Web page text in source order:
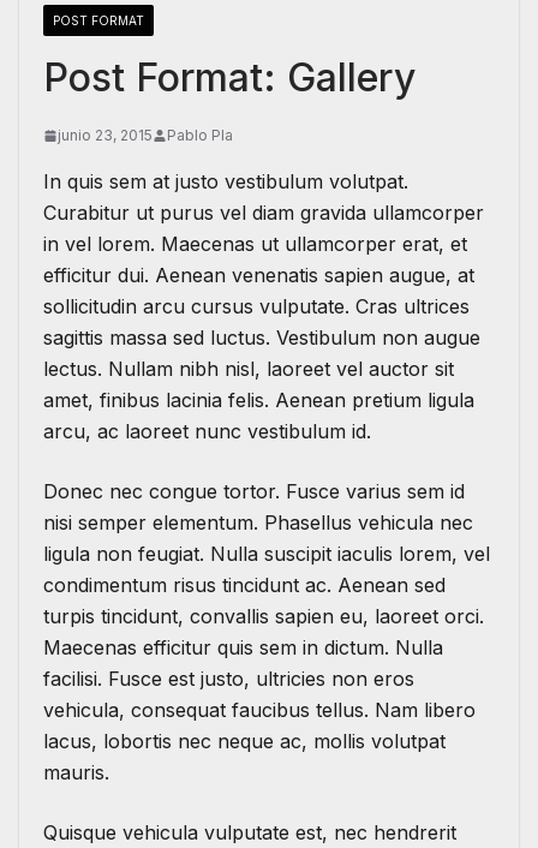
POST FORMAT
Post Format: Gallery
junio 23, 2015 Pablo Pla
In quis sem at justo vestibulum volutpat.
Curabitur ut purus vel diam gravida ullamcorper
in vel lorem. Maecenas ut ullamcorper erat, et
efficitur dui. Aenean venenatis sapien augue, at
sollicitudin arcu cursus vulputate. Cras ultrices
sagittis massa sed luctus. Vestibulum non augue
lectus. Nullam nibh nisl, laoreet vel auctor sit
amet, finibus lacinia felis. Aenean pretium ligula
arcu, ac laoreet nunc vestibulum id.
Donec nec congue tortor. Fusce varius sem id
nisi semper elementum. Phasellus vehicula nec
ligula non feugiat. Nulla suscipit iaculis lorem, vel
condimentum risus tincidunt ac. Aenean sed
turpis tincidunt, convallis sapien eu, laoreet orci.
Maecenas efficitur quis sem in dictum. Nulla
facilisi. Fusce est justo, ultricies non eros
vehicula, consequat faucibus tellus. Nam libero
lacus, lobortis nec neque ac, mollis volutpat
mauris.
Quisque vehicula vulputate est, nec hendrerit